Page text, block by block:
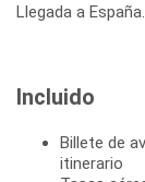
Llegada a España.
Incluido
Billete de
itinerario